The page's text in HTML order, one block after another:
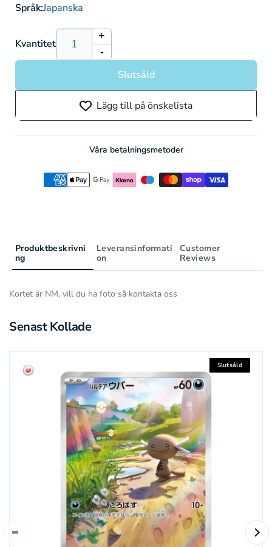
Språk:Japanska
Kvantitet
Öka
kvantitet
Paldean
Wooper
193/SV-
P
+
Minska
kvantitet
Paldean
Wooper
193/SV-
P
Promo
-
Slutsåld
Lägg till på önskelista
Våra betalningsmetoder
Produktbeskrivni
ng
Leveransinformati
on
Customer
Reviews
Kortet är NM, vill du ha foto så kontakta oss
Senast Kollade
Slutsåld